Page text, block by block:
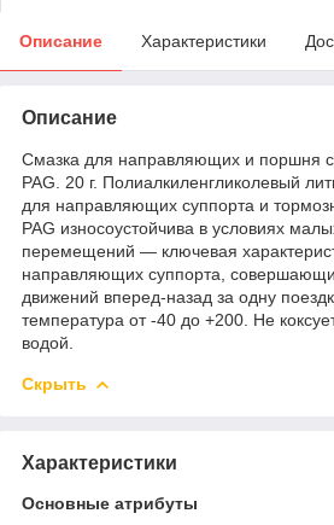
Описание Характеристики
Описание
Смазка для направляющих и поршня
PAG. 20 г. Полиалкиленгликолевый
для направляющих суппорта и
PAG износоустойчива в условиях
перемещений — ключевая
направляющих суппорта,
движений вперед-назад за одну
температура от -40 до +200. Не
водой.
Скрыть
Характеристики
Основные атрибуты